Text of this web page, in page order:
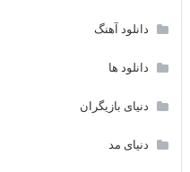
دانلود آهنگ
دانلود ها
دنیای بازیگران
دنیای مد